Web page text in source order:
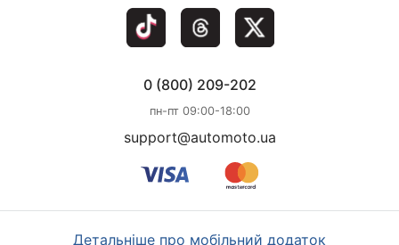
слова вообще. В целом хороший, недорогой в
обслуживании и надежный агрегат.
жестких пробок и работы кондиционера). Но это плата
за автоматическую коробку. С механикой расход
панели поприличней, чем у японок. Хром, всякие
примочки, типа датчика дождя приятны и практичны.
Плотно подогнанные детали -очень тихая на ходу
-ничего не гремит - не шумит. Немцы есть немцы.
Достаточно высокий клиренс - справляемся и с
ухабами, и с кочками и прочим бездорожьем на раз. И
0 (800) 209-202
пн-пт 09:00-18:00
support@automoto.ua
Детальніше про мобільний додаток